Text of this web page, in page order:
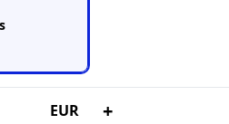
EUR +